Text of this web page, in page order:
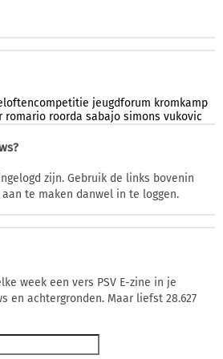
jeugdforum kromkamp
romario roorda sabajo simons vukovic
zijn. Gebruik de links bovenin
te maken danwel in te loggen.
week een vers PSV E-zine in je
en achtergronden. Maar liefst 28.627